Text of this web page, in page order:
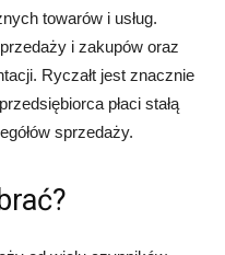
towarów i usług.
i zakupów oraz
Ryczałt jest znacznie
płaci stałą
sprzedaży.